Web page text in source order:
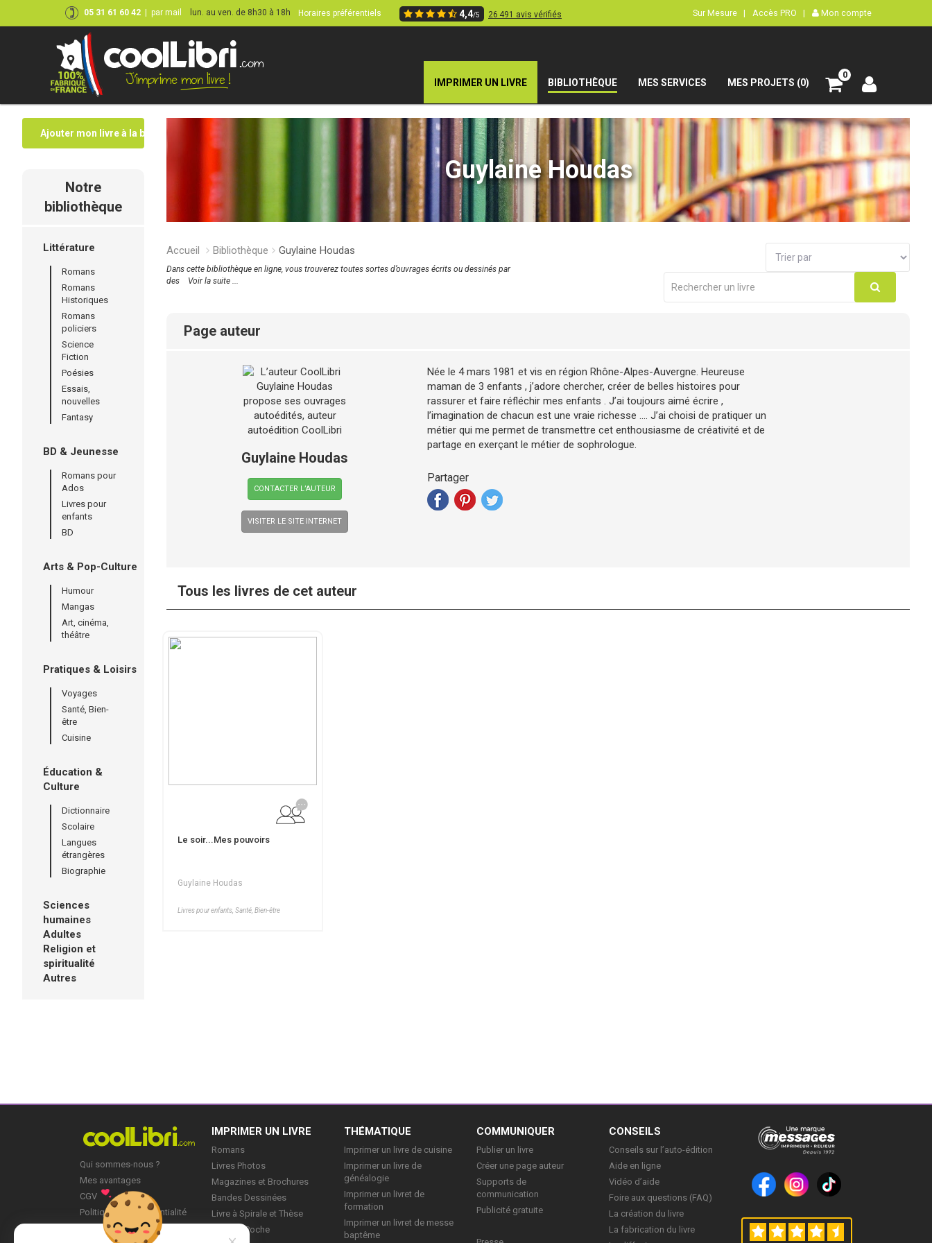
05 31 61 60 42 par mail lun. au ven. de 8h30 à 18h Horaires préférentiels 4,4/5 26 491 avis vérifiés Sur Mesure | Accès PRO | Mon compte
IMPRIMER UN LIVRE BIBLIOTHÈQUE MES SERVICES MES PROJETS (0)
0
Ajouter mon livre à la bibliothèque
Notre
bibliothèque
Littérature
Romans
Romans
Historiques
Romans
policiers
Science
Fiction
Poésies
Essais,
nouvelles
Fantasy
BD & Jeunesse
Romans pour
Ados
Livres pour
enfants
BD
Arts & Pop-Culture
Humour
Mangas
Art, cinéma,
théâtre
Pratiques & Loisirs
Voyages
Santé, Bien-
être
Cuisine
Éducation &
Culture
Dictionnaire
Scolaire
Langues
étrangères
Biographie
Sciences
humaines
Adultes
Religion et
spiritualité
Autres
Guylaine Houdas
Accueil Bibliothèque Guylaine Houdas
Dans cette bibliothèque en ligne, vous trouverez toutes sortes d’ouvrages écrits ou dessinés par
des
Voir la suite ...
page auteur
Guylaine Houdas
CONTACTER L’AUTEUR
VISITER LE SITE INTERNET
Née le 4 mars 1981 et vis en région Rhône-Alpes-Auvergne. Heureuse
maman de 3 enfants , j’adore chercher, créer de belles histoires pour
rassurer et faire réfléchir mes enfants . J’ai toujours aimé écrire ,
l’imagination de chacun est une vraie richesse .... J’ai choisi de pratiquer un
métier qui me permet de transmettre cet enthousiasme de créativité et de
partage en exerçant le métier de sophrologue.
Partager
Tous les livres de cet auteur
Le soir...Mes pouvoirs
Guylaine Houdas
Livres pour enfants, Santé, Bien-être
Qui sommes-nous ?
Mes avantages
CGV
Politique de Confidentialité
IMPRIMER UN LIVRE
Romans
Livres Photos
Magazines et Brochures
Bandes Dessinées
Livre à Spirale et Thèse
Livre de Poche
THÉMATIQUE
Imprimer un livre de cuisine
Imprimer un livre de
généalogie
Imprimer un livret de
formation
Imprimer un livret de messe
baptême
COMMUNIQUER
Publier un livre
Créer une page auteur
Supports de
communication
Publicité gratuite
CONSEILS
Conseils sur l’auto-édition
Aide en ligne
Vidéo d’aide
Foire aux questions (FAQ)
La création du livre
La fabrication du livre